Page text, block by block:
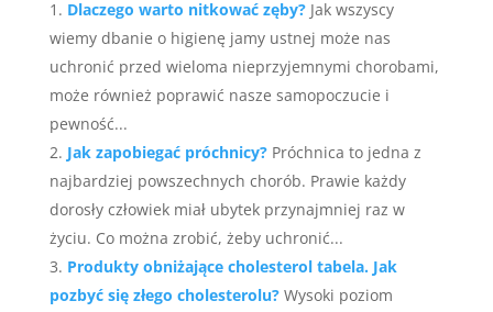
Dlaczego warto nitkować zęby? Jak wszyscy
wiemy dbanie o higienę jamy ustnej może nas
uchronić przed wieloma nieprzyjemnymi chorobami,
może również poprawić nasze samopoczucie i
pewność...
Jak zapobiegać próchnicy? Próchnica to jedna z
najbardziej powszechnych chorób. Prawie każdy
dorosły człowiek miał ubytek przynajmniej raz w
życiu. Co można zrobić, żeby uchronić...
Produkty obniżające cholesterol tabela. Jak
pozbyć się złego cholesterolu? Wysoki poziom